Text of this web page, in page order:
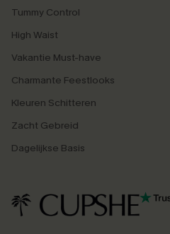
Tummy Control
High Waist
Vakantie Must-have
Charmante Feestlooks
Kleuren Schitteren
Zacht Gebreid
Dagelijkse Basis